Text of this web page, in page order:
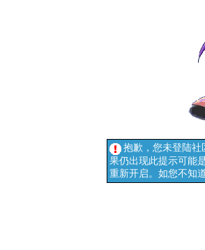
抱歉，您未登陆社
果仍出现此提示可能
重新开启。如您不知